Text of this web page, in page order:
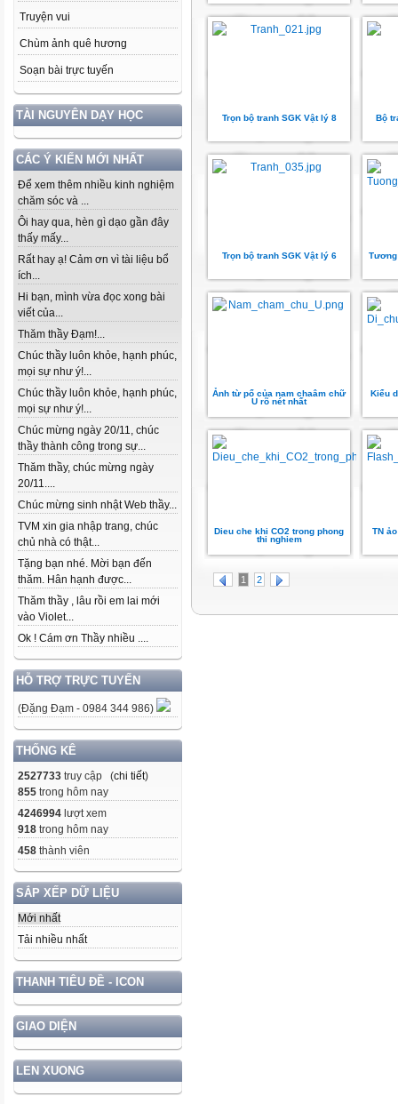
Truyện vui
Chùm ảnh quê hương
Soạn bài trực tuyến
TÀI NGUYÊN DẠY HỌC
CÁC Ý KIẾN MỚI NHẤT
Để xem thêm nhiều kinh nghiệm
chăm sóc và ...
Ôi hay qua, hèn gì dạo gần đây
thấy mấy...
Rất hay ạ! Cảm ơn vì tài liệu bổ
ích...
Hi bạn, mình vừa đọc xong bài
viết của...
Thăm thầy Đạm!...
Chúc thầy luôn khỏe, hạnh phúc,
mọi sự như ý!...
Chúc thầy luôn khỏe, hạnh phúc,
mọi sự như ý!...
Chúc mừng ngày 20/11, chúc
thầy thành công trong sự...
Thăm thầy, chúc mừng ngày
20/11....
Chúc mừng sinh nhật Web thầy...
TVM xin gia nhập trang, chúc
chủ nhà có thật...
Tặng bạn nhé. Mời bạn đến
thăm. Hân hạnh được...
Thăm thầy , lâu rồi em lai mới
vào Violet...
Ok ! Cám ơn Thầy nhiều ....
HỖ TRỢ TRỰC TUYẾN
(Đặng Đạm - 0984 344 986)
THỐNG KÊ
2527733 truy cập (chi tiết)
855 trong hôm nay
4246994 lượt xem
918 trong hôm nay
458 thành viên
SẮP XẾP DỮ LIỆU
Mới nhất
Tải nhiều nhất
THANH TIÊU ĐỀ - ICON
GIAO DIỆN
LEN XUONG
Trọn bộ tranh SGK Vật lý 8 Bộ
Trọn bộ tranh SGK Vật lý 6
Ảnh từ pổ của nam chaâm chữ
U rõ nét nhất
Kiểu
Dieu che khi CO2 trong phong
thi nghiem
TN
1 2